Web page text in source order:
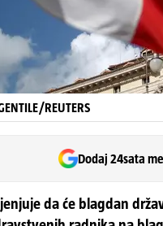
REUTERS
Dodaj 24sata
da će blagdan